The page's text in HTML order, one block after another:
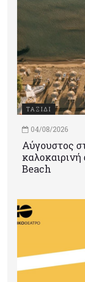
ΤΑΞΙΔΙ
04/08/2026
Αύγουστος
Beach